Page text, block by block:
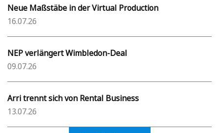
Neue Maßstäbe in der Virtual Production
16.07.26
NEP verlängert Wimbledon-Deal
09.07.26
Arri trennt sich von Rental Business
13.07.26